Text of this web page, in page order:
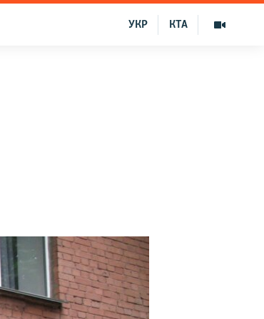
КТА
УКР